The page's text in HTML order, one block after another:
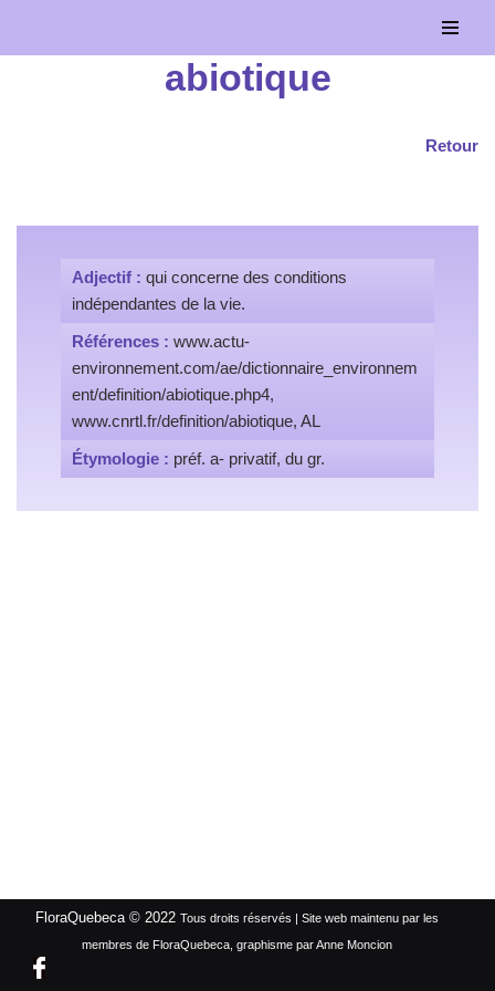
Aller
abiotique
Retour
Adjectif : qui concerne des conditions
indépendantes de la vie.
Références : www.actu-
environnement.com/ae/dictionnaire_environnem
ent/definition/abiotique.php4,
www.cnrtl.fr/definition/abiotique, AL
Étymologie : préf. a- privatif, du gr.
FloraQuebeca © 2022 Tous droits réservés | Site web maintenu par les
membres de FloraQuebeca, graphisme par Anne Moncion